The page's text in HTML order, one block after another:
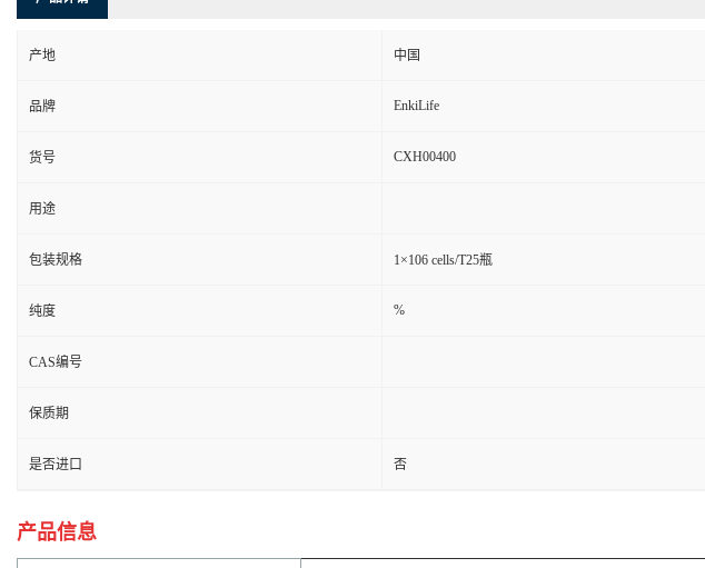
产地 中国
品牌 EnkiLife
货号 CXH00400
用途
包装规格 1×106 cells/T25瓶
纯度 %
CAS编号
保质期
是否进口 否
产品信息